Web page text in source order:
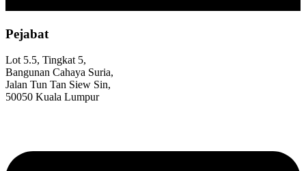
Pejabat
Lot 5.5, Tingkat 5,
Bangunan Cahaya Suria,
Jalan Tun Tan Siew Sin,
50050 Kuala Lumpur